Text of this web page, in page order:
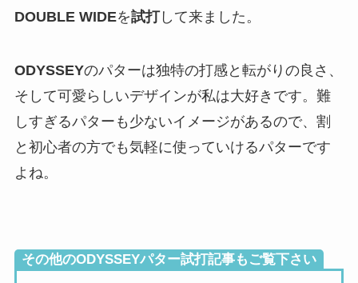
DOUBLE WIDEを試打して来ました。
ODYSSEYのパターは独特の打感と転がりの良さ、
そして可愛らしいデザインが私は大好きです。難
しすぎるパターも少ないイメージがあるので、割
と初心者の方でも気軽に使っていけるパターです
よね。
その他のODYSSEYパター試打記事もご覧下さい